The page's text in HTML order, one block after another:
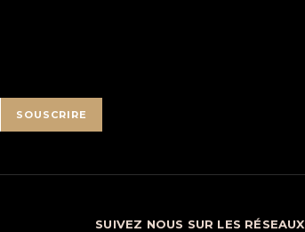
SOUSCRIRE
SUIVEZ NOUS SUR LES RÉSEAUX